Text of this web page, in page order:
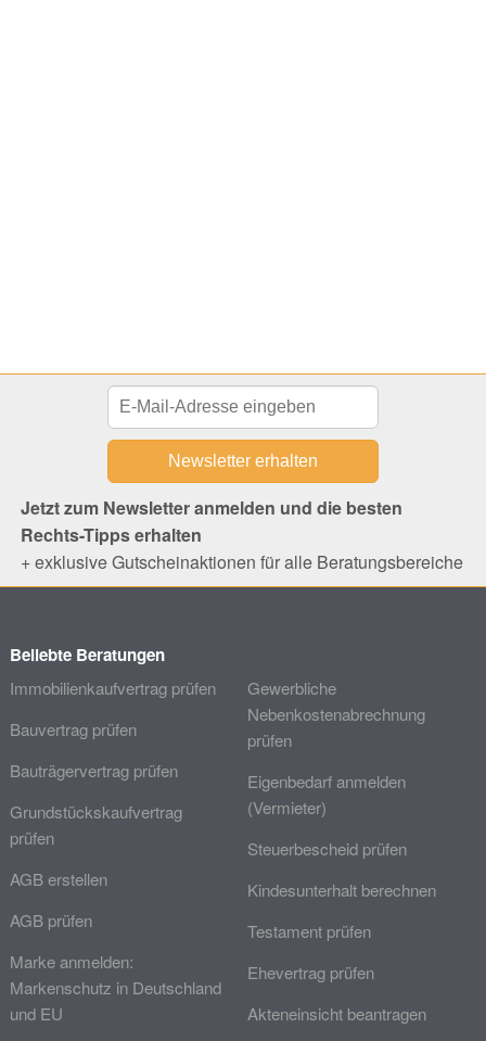
Jetzt zum Newsletter anmelden und die besten
Rechts-Tipps erhalten
+ exklusive Gutscheinaktionen für alle Beratungsbereiche
Beliebte Beratungen
Immobilienkaufvertrag prüfen
Bauvertrag prüfen
Bauträgervertrag prüfen
Grundstückskaufvertrag
prüfen
AGB erstellen
AGB prüfen
Marke anmelden:
Markenschutz in Deutschland
und EU
Gewerbliche
Nebenkostenabrechnung
prüfen
Eigenbedarf anmelden
(Vermieter)
Steuerbescheid prüfen
Kindesunterhalt berechnen
Testament prüfen
Ehevertrag prüfen
Akteneinsicht beantragen